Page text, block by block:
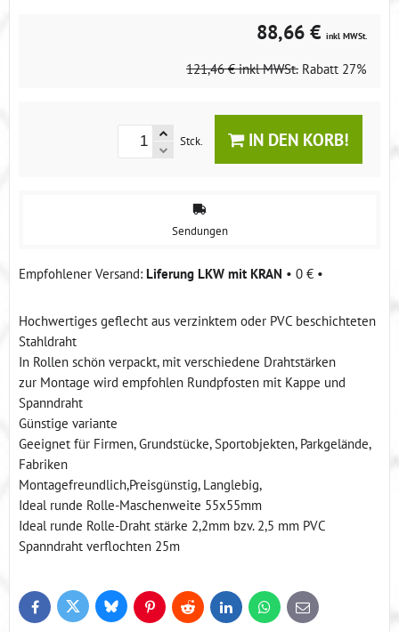
88,66 € inkl MWSt.
121,46 € inkl MWSt. Rabatt 27%
Stck. IN DEN KORB!
Sendungen
Liferung LKW mit KRAN • 0 € •
Hochwertiges geflecht aus verzinktem oder PVC beschichteten
Stahldraht
In Rollen schön verpackt, mit verschiedene Drahtstärken
zur Montage wird empfohlen Rundpfosten mit Kappe und
Spanndraht
Günstige variante
Geeignet für Firmen, Grundstücke, Sportobjekten, Parkgelände,
Fabriken
Montagefreundlich,Preisgünstig, Langlebig,
Ideal runde Rolle-Maschenweite 55x55mm
Ideal runde Rolle-Draht stärke 2,2mm bzv. 2,5 mm PVC
Spanndraht verflochten 25m
FacebookTwitter BlueskyPinterestReddit LinkedInWhatsApp
E-
mail